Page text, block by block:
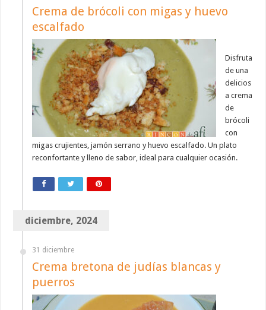
Crema de brócoli con migas y huevo
escalfado
Disfruta
de una
delicios
a crema
de
brócoli
con
migas crujientes, jamón serrano y huevo escalfado. Un plato
reconfortante y lleno de sabor, ideal para cualquier ocasión.
diciembre, 2024
31 diciembre
Crema bretona de judías blancas y
puerros